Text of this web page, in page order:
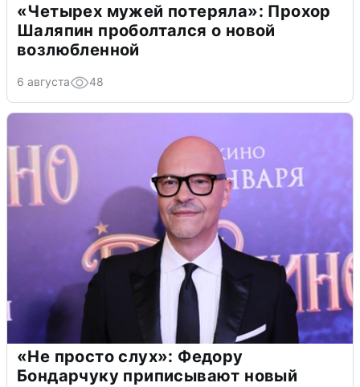
«Четырех мужей потеряла»: Прохор
Шаляпин проболтался о новой
возлюбленной
6 августа 48
«Не просто слух»: Федору
Бондарчуку приписывают новый